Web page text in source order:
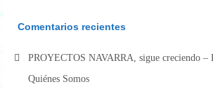
Comentarios recientes
PROYECTOS NAVARRA, sigue creciendo –
Quiénes Somos